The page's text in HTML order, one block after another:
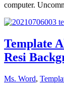
computer.
Template
Resi
Ms. Word,